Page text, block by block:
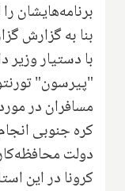
برنامه‌هایشان
بنا به گزارش
با دستیار وزیر
"پیرسون"
مسافران در
کره جنوبی
دولت